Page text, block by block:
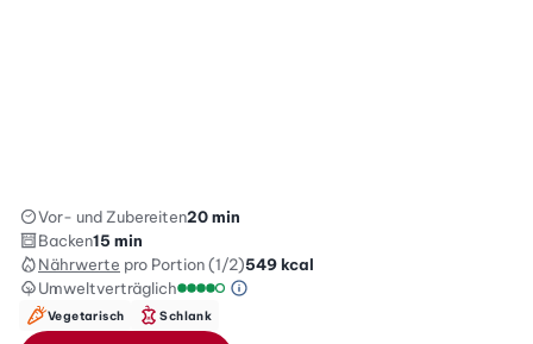
Vor- und Zubereiten20 min
Backen15 min
Nährwerte pro Portion (1/2)549kcal
Umweltverträglich
Green Betty Skala Info
Vegetarisch Schlank